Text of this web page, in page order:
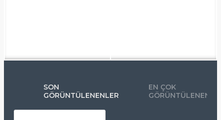
SON
GÖRÜNTÜLENENLER
EN ÇOK